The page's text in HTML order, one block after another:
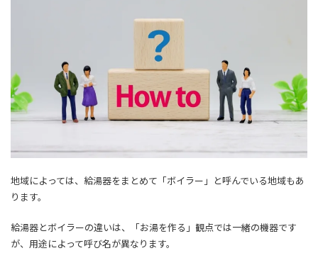
地域によっては、給湯器をまとめて「ボイラー」と呼んでいる地域もあ
ります。
給湯器とボイラーの違いは、「お湯を作る」観点では一緒の機器です
が、用途によって呼び名が異なります。